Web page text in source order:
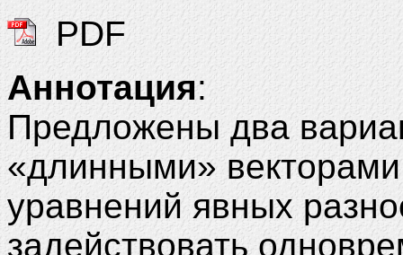
PDF
Аннотация:
Предложены два
«длинными»
уравнений явных
задействовать